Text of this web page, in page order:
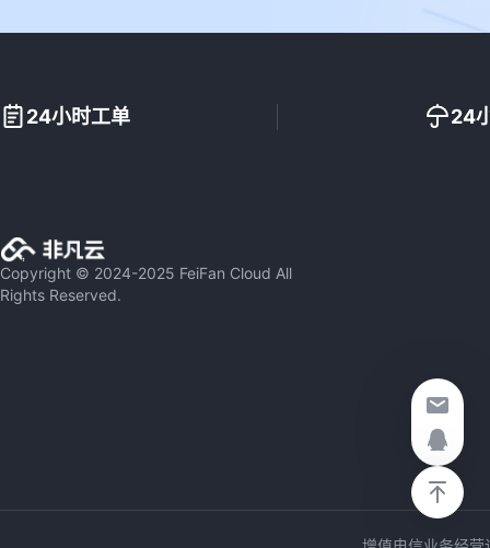
24小时工单 24
Copyright © 2024-2025 FeiFan Cloud All
Rights Reserved.